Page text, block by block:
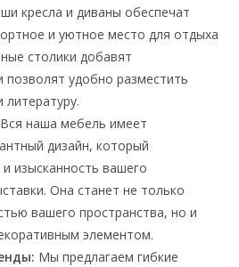
кресла и диваны обеспечат
и уютное место для отдыха
столики добавят
позволят удобно разместить
литературу.
Вся наша мебель имеет
дизайн, который
изысканность вашего
Она станет не только
вашего пространства, но и
элементом.
Мы предлагаем гибкие